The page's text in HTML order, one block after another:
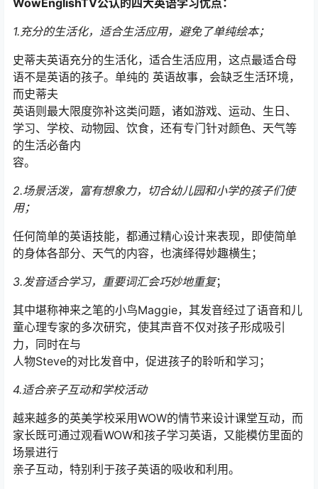
1.充分的生活化，适合生活应用，避免了单纯绘本；
史蒂夫英语充分的生活化，适合生活应用，这点最适合母
语不是英语的孩子。单纯的 英语故事，会缺乏生活环境，
而史蒂夫
英语则最大限度弥补这类问题，诸如游戏、运动、生日、
学习、学校、动物园、饮食，还有专门针对颜色、天气等
的生活必备内
容。
2.场景活泼，富有想象力，切合幼儿园和小学的孩子们使
用；
任何简单的英语技能，都通过精心设计来表现，即使简单
的身体各部分、天气的内容，也演绎得妙趣横生；
3.发音适合学习，重要词汇会巧妙地重复；
其中堪称神来之笔的小鸟Maggie，其发音经过了语音和儿
童心理专家的多次研究，使其声音不仅对孩子形成吸引
力，同时在与
人物Steve的对比发音中，促进孩子的聆听和学习；
4.适合亲子互动和学校活动
越来越多的英美学校采用WOW的情节来设计课堂互动，而
家长既可通过观看WOW和孩子学习英语，又能模仿里面的
场景进行
亲子互动，特别利于孩子英语的吸收和利用。